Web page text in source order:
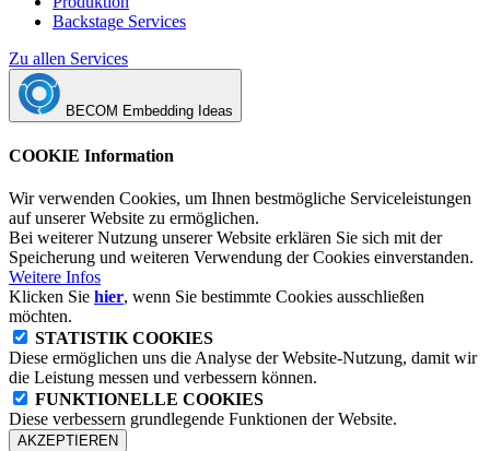
Backstage Services
Zu allen Services
BECOM Embedding Ideas
COOKIE Information
Wir verwenden Cookies, um Ihnen bestmögliche Serviceleistungen
auf unserer Website zu ermöglichen.
Bei weiterer Nutzung unserer Website erklären Sie sich mit der
Speicherung und weiteren Verwendung der Cookies einverstanden.
Weitere Infos
Klicken Sie hier, wenn Sie bestimmte Cookies ausschließen
möchten.
STATISTIK COOKIES
Diese ermöglichen uns die Analyse der Website-Nutzung, damit wir
die Leistung messen und verbessern können.
FUNKTIONELLE COOKIES
Diese verbessern grundlegende Funktionen der Website.
AKZEPTIEREN